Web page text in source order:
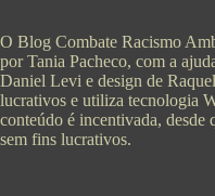
O Blog Combate Racismo
por Tania Pacheco, com a
Daniel Levi e design de
lucrativos e utiliza tecnologia
conteúdo é incentivada, desde
sem fins lucrativos.